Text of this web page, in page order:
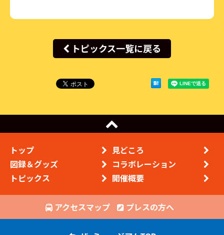
トピックス一覧に戻る
トップ
見どころ
図録＆グッズ
コラボレーション
トピックス
開催概要
アクセスマップ プレスの方へ